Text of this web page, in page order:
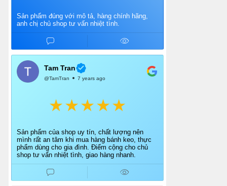
Sản phẩm đúng với mô tả, hàng chính hãng,
anh chị chủ shop tư vấn nhiệt tình.
Tam Tran
@TamTran 7 years ago
Sản phẩm của shop uy tín, chất lượng nên
mình rất an tâm khi mua hàng bánh keo, thực
phẩm dùng cho gia đình. Điểm cộng cho chủ
shop tư vấn nhiệt tình, giao hàng nhanh.